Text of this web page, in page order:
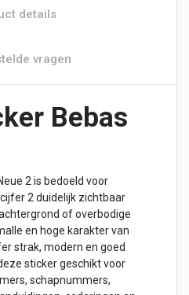
details
vragen
Bebas
2 is bedoeld voor
2 duidelijk zichtbaar
of overbodige
en hoge karakter van
strak, modern en goed
sticker geschikt voor
schapnummers,